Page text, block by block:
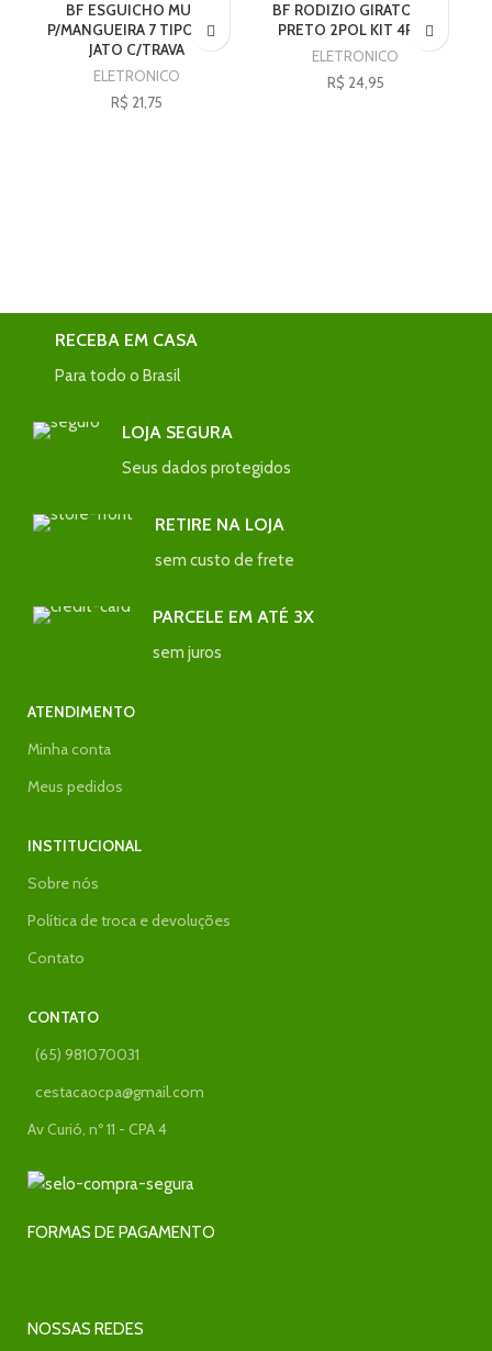
BF ESGUICHO MULT
P/MANGUEIRA 7 TIPOS DE
JATO C/TRAVA
ELETRONICO
R$ 21,75
BF RODIZIO GIRATORIO
PRETO 2POL KIT 4PCS
ELETRONICO
R$ 24,95
RECEBA EM CASA
Para todo o Brasil
LOJA SEGURA
Seus dados protegidos
RETIRE NA LOJA
sem custo de frete
PARCELE EM ATÉ 3X
sem juros
ATENDIMENTO
Minha conta
Meus pedidos
INSTITUCIONAL
Sobre nós
Política de troca e devoluções
Contato
CONTATO
(65) 981070031
cestacaocpa@gmail.com
Av Curió, nº 11 - CPA 4
FORMAS DE PAGAMENTO
NOSSAS REDES